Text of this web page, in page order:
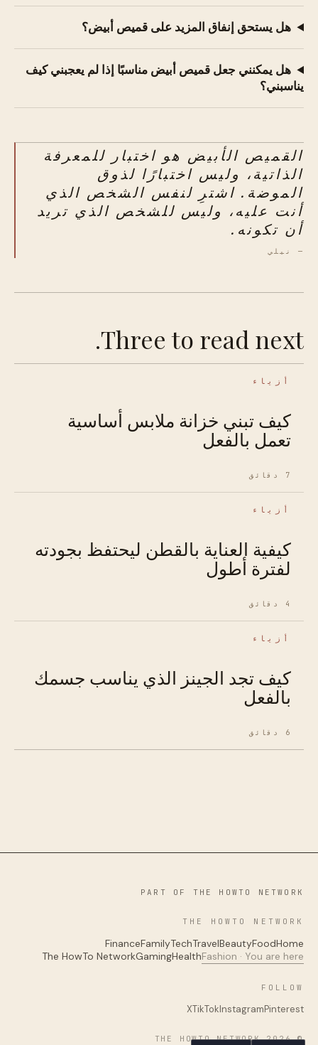
هل يستحق إنفاق المزيد على قميص أبيض؟
هل يمكنني جعل قميص أبيض مناسبًا إذا لم يعجبني كيف
يناسبني؟
القميص الأبيض هو اختبار للمعرفة
الذاتية، وليس اختبارًا لذوق
الموضة. اشترِ لنفس الشخص الذي
أنت عليه، وليس للشخص الذي تريد
أن تكونه.
— نيلي
Three to read next.
أزياء
كيف تبني خزانة ملابس أساسية
تعمل بالفعل
7 دقائق
أزياء
كيفية العناية بالقطن ليحتفظ بجودته
لفترة أطول
4 دقائق
أزياء
كيف تجد الجينز الذي يناسب جسمك
بالفعل
6 دقائق
PART OF THE HOWTO NETWORK
THE HOWTO NETWORK
Home
Food
Beauty
Travel
Tech
Family
Finance
Fashion · You are here
Health
Gaming
The HowTo Network
FOLLOW
Pinterest
Instagram
TikTok
X
© 2026 THE HOWTO NETWORK